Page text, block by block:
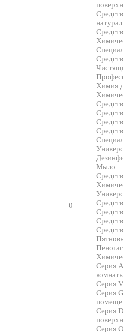
0
Химия
Мыло
Серия
Серия
Серия
Серия
Серия